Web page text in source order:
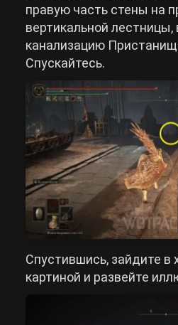
правую часть стены на
вертикальной
канализацию
Спускайтесь.
Спустившись, зайдите в
картиной и развейте